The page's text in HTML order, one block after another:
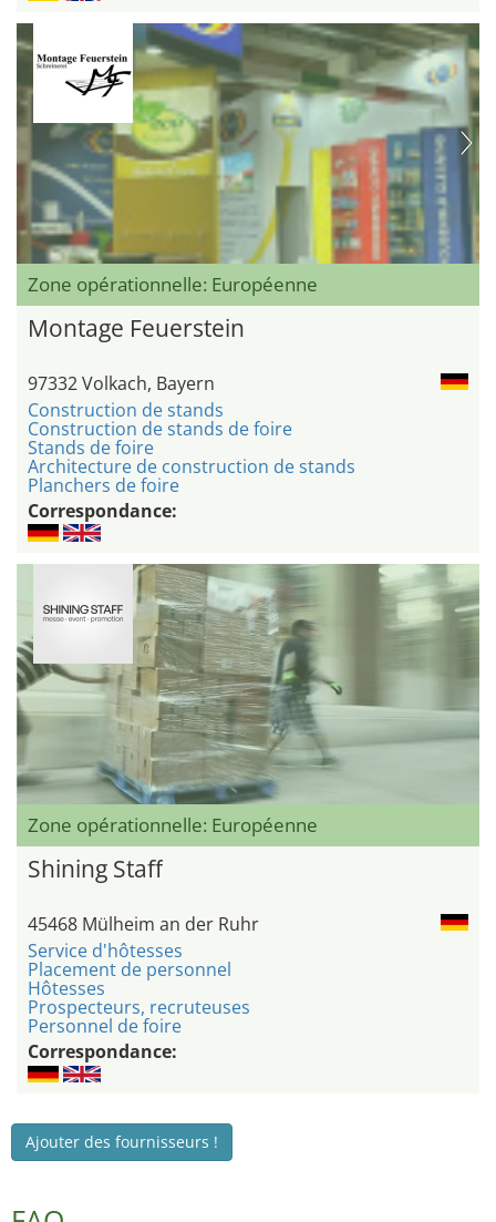
Zone opérationnelle: Européenne
Montage Feuerstein
97332 Volkach, Bayern
Construction de stands
Construction de stands de foire
Stands de foire
Architecture de construction de stands
Planchers de foire
Correspondance:
Zone opérationnelle: Européenne
Shining Staff
45468 Mülheim an der Ruhr
Service d'hôtesses
Placement de personnel
Hôtesses
Prospecteurs, recruteuses
Personnel de foire
Correspondance:
Ajouter des fournisseurs !